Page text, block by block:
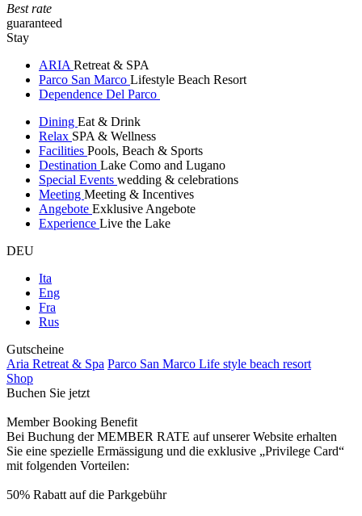
Best rate
guaranteed
Stay
ARIA Retreat & SPA
Parco San Marco Lifestyle Beach Resort
Dependence Del Parco
Dining Eat & Drink
Relax SPA & Wellness
Facilities Pools, Beach & Sports
Destination Lake Como and Lugano
Special Events wedding & celebrations
Meeting Meeting & Incentives
Angebote Exklusive Angebote
Experience Live the Lake
DEU
Ita
Eng
Fra
Rus
Gutscheine
Aria Retreat & Spa Parco San Marco Life style beach resort
Shop
Buchen Sie jetzt
Member Booking Benefit
Bei Buchung der MEMBER RATE auf unserer Website erhalten
Sie eine spezielle Ermässigung und die exklusive „Privilege Card“
mit folgenden Vorteilen:
50% Rabatt auf die Parkgebühr